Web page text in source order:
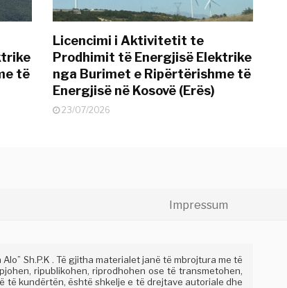
të
Licencimi i Aktivitetit te
Prodhimit të Energjisë Elektrike
nga Burimet e Ripërtërishme të
Energjisë në Kosovë (Erës)
23/07/2026
Impressum
Sh.P.K . Të gjitha materialet janë të mbrojtura me të
ripublikohen, riprodhohen ose të transmetohen,
të kundërtën, është shkelje e të drejtave autoriale dhe